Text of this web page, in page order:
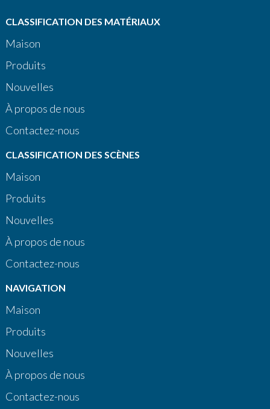
CLASSIFICATION DES MATÉRIAUX
Maison
Produits
Nouvelles
À propos de nous
Contactez-nous
CLASSIFICATION DES SCÈNES
Maison
Produits
Nouvelles
À propos de nous
Contactez-nous
NAVIGATION
Maison
Produits
Nouvelles
À propos de nous
Contactez-nous